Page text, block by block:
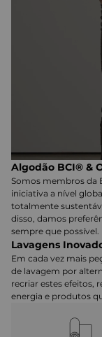
Algodão BCI® &
Somos membros da
iniciativa a nível
totalmente
disso, damos
sempre que possível.
Lavagens
Em cada vez mais
de lavagem por
recriar estes efeitos,
energia e produtos